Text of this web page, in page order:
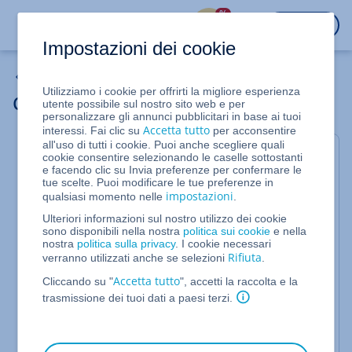
%
Creare un sottodominio
In questo articolo ti mostriamo come creare un
sottodominio. A differenza dei domini, per i
sottodomini non è necessaria alcuna registrazione.
Questi vengono infatti creati per domini già
esistenti. Per ogni contratto IONOS sono disponibili
10.000 sottodomini. Puoi utilizzare un sottodominio
un sito web .
sottodominio per un dominio già esistente. Dopo
Impostazioni dei cookie
Utilizziamo i cookie per offrirti la migliore esperienza
utente possibile sul nostro sito web e per
personalizzare gli annunci pubblicitari in base ai tuoi
interessi. Fai clic suAccetta tutto per acconsentire
all'uso di tutti i cookie. Puoi anche scegliere quali
cookie consentire selezionando le caselle sottostanti
e facendo clic su Invia preferenze per confermare le
tue scelte. Puoi modificare le tue preferenze in
qualsiasi momento nelle impostazioni
Ulteriori informazioni sul nostro utilizzo dei cookie
sono disponibili nella nostra politica sui cookie e nella
nostra politica sulla privacy. I cookie necessari
verranno utilizzati anche se selezioni Rifiuta
Cliccando su "Accetta tutto", accetti la raccolta e la
trasmissione dei tuoi dati a paesi terzi.